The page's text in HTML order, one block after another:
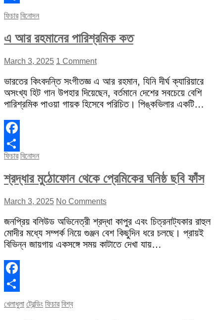
Share
ফিচার বিনোদন
এ আর রহমানের পারিশ্রমিক কত
March 3, 2025 1 Comment
ভারতের কিংবদন্তি সংগীতজ্ঞ এ আর রহমান, যিনি দীর্ঘ ক্যারিয়ারে
অসংখ্য হিট গান উপহার দিয়েছেন, বর্তমানে দেশের সবচেয়ে বেশি
পারিশ্রমিক পাওয়া গায়ক হিসেবে পরিচিত। পিঙ্কভিলার একটি…
Facebook
Share
ফিচার বিনোদন
শ্রদ্ধার মুঠোফোন থেকে প্রেমিকের ঘনিষ্ঠ ছবি ফাঁস
March 3, 2025 No Comments
জনপ্রিয় বলিউড অভিনেত্রী শ্রদ্ধা কাপুর এবং চিত্রনাট্যকার রাহুল
মোদীর মধ্যে সম্পর্ক নিয়ে গুঞ্জন বেশ কিছুদিন ধরে চলছে। প্রায়ই
বিভিন্ন জায়গায় একসঙ্গে সময় কাটাতে দেখা যায়…
Facebook
Share
খেলাধুলা ট্রেন্ডিং ফিচার বিশ্ব